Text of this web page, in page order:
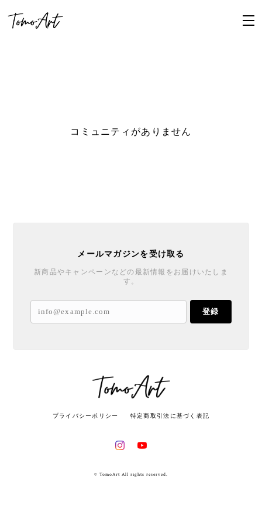
コミュニティがありません
メールマガジンを受け取る
新商品やキャンペーンなどの最新情報をお届けいたしま
す。
登録
プライバシーポリシー 特定商取引法に基づく表記
© TomoArt All rights reserved.